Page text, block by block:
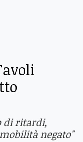
di ritardi,
negato"